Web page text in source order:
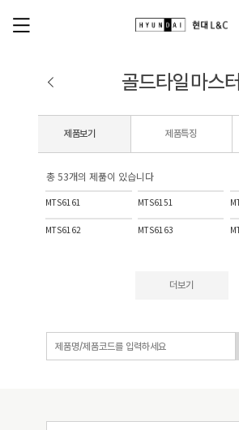
골드타일마스터
제품보기 제품특징
총 53개의 제품이 있습니다
MTS6161 MTS6151
MTS6162 MTS6163
더보기